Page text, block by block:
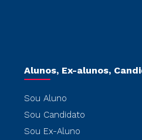
Alunos, Ex-alunos,
Sou Aluno
Sou Candidato
Sou Ex-Aluno